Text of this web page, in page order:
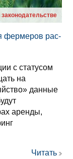
законодательстве
фер­ме­ров рас­
с статусом
на
данные
аренды,
Читать